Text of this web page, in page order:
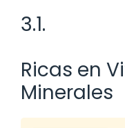
3.1.
Ricas en
Minerales